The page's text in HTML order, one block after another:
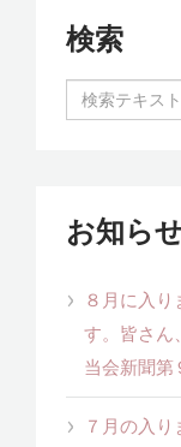
検索
お知ら
８月に入り
す。皆さん
当会新聞第
７月の入